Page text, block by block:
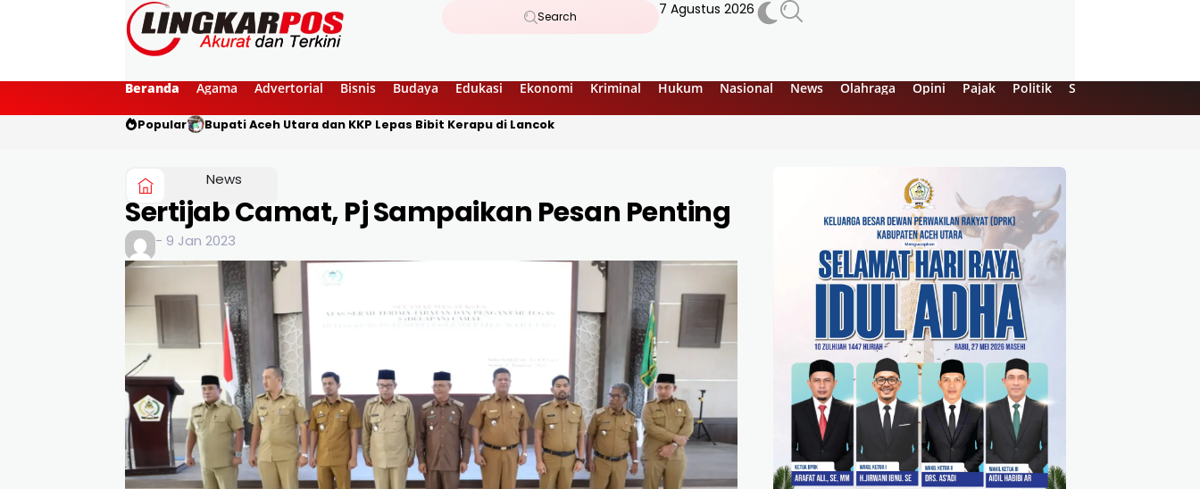
Search 7 Agustus 2026
Beranda Agama Advertorial Bisnis Budaya Edukasi Ekonomi Kriminal Hukum Nasional News Olahraga Opini Pajak Politik Sejarah
Popular Bupati Aceh Utara dan KKP Lepas Bibit Kerapu di Lancok
News
Sertijab Camat, Pj Sampaikan Pesan Penting
- 9 Jan 2023